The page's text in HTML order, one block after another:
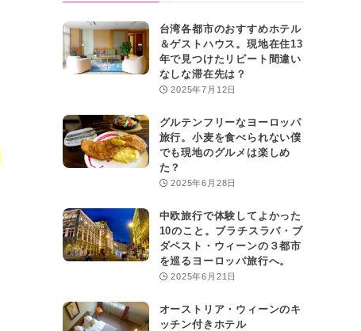
台湾各都市のおすすめホテル
＆ゲストハウス。現地在住13
年で見つけたリピート間違い
なしな滞在先は？
2025年7月12日
グルテンフリーなヨーロッパ
旅行。小麦を食べられない僕
でも現地のグルメは楽しめ
た？
2025年6月28日
中欧旅行で体験してよかった
10のこと。ブラチスラバ・ブ
ダペスト・ウィーンの３都市
を巡るヨーロッパ旅行へ。
2025年6月21日
オーストリア・ウィーンのキ
ッチン付きホテル